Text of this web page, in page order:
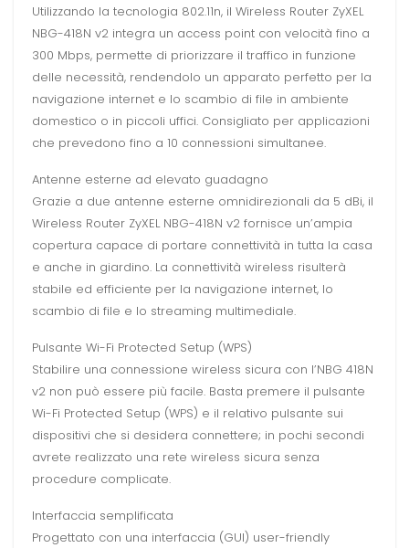
Utilizzando la tecnologia 802.11n, il Wireless Router ZyXEL
NBG-418N v2 integra un access point con velocità fino a
300 Mbps, permette di priorizzare il traffico in funzione
delle necessità, rendendolo un apparato perfetto per la
navigazione internet e lo scambio di file in ambiente
domestico o in piccoli uffici. Consigliato per applicazioni
che prevedono fino a 10 connessioni simultanee.
Antenne esterne ad elevato guadagno
Grazie a due antenne esterne omnidirezionali da 5 dBi, il
Wireless Router ZyXEL NBG-418N v2 fornisce un’ampia
copertura capace di portare connettività in tutta la casa
e anche in giardino. La connettività wireless risulterà
stabile ed efficiente per la navigazione internet, lo
scambio di file e lo streaming multimediale.
Pulsante Wi-Fi Protected Setup (WPS)
Stabilire una connessione wireless sicura con l’NBG 418N
v2 non può essere più facile. Basta premere il pulsante
Wi-Fi Protected Setup (WPS) e il relativo pulsante sui
dispositivi che si desidera connettere; in pochi secondi
avrete realizzato una rete wireless sicura senza
procedure complicate.
Interfaccia semplificata
Progettato con una interfaccia (GUI) user-friendly